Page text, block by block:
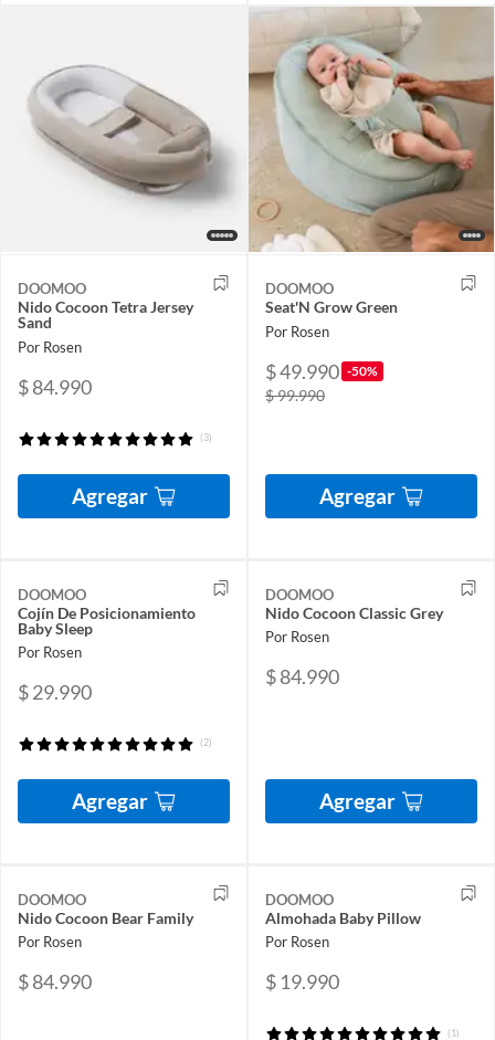
DOOMOO
Nido Cocoon Tetra Jersey
Sand
Por Rosen
$ 84.990
(3)
Agregar
DOOMOO
Seat'N Grow Green
Por Rosen
$ 49.990 -50%
$ 99.990
Agregar
DOOMOO
Cojín De Posicionamiento
Baby Sleep
Por Rosen
$ 29.990
(2)
Agregar
DOOMOO
Nido Cocoon Classic Grey
Por Rosen
$ 84.990
Agregar
DOOMOO
Nido Cocoon Bear Family
Por Rosen
$ 84.990
DOOMOO
Almohada Baby Pillow
Por Rosen
$ 19.990
(1)